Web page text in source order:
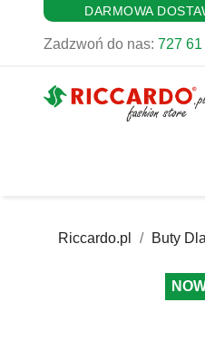
DARMOWA
Zadzwoń do nas: 727 61
Riccardo.pl Buty